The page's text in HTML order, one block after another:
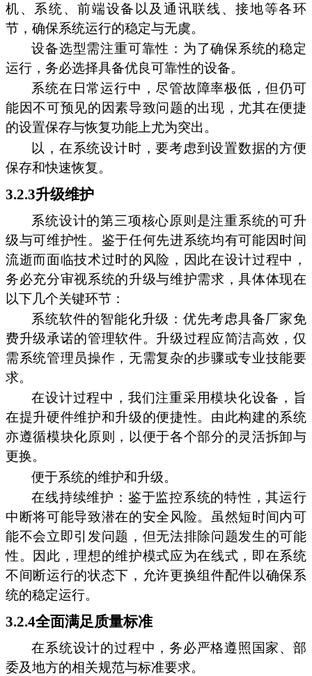
机、系统、前端设备以及通讯联线、接地等各环
节，确保系统运行的稳定与无虞。
设备选型需注重可靠性：为了确保系统的稳定
运行，务必选择具备优良可靠性的设备。
系统在日常运行中，尽管故障率极低，但仍可
能因不可预见的因素导致问题的出现，尤其在便捷
的设置保存与恢复功能上尤为突出。
以，在系统设计时，要考虑到设置数据的方便
保存和快速恢复。
3.2.3升级维护
系统设计的第三项核心原则是注重系统的可升
级与可维护性。鉴于任何先进系统均有可能因时间
流逝而面临技术过时的风险，因此在设计过程中，
务必充分审视系统的升级与维护需求，具体体现在
以下几个关键环节：
系统软件的智能化升级：优先考虑具备厂家免
费升级承诺的管理软件。升级过程应简洁高效，仅
需系统管理员操作，无需复杂的步骤或专业技能要
求。
在设计过程中，我们注重采用模块化设备，旨
在提升硬件维护和升级的便捷性。由此构建的系统
亦遵循模块化原则，以便于各个部分的灵活拆卸与
更换。
便于系统的维护和升级。
在线持续维护：鉴于监控系统的特性，其运行
中断将可能导致潜在的安全风险。虽然短时间内可
能不会立即引发问题，但无法排除问题发生的可能
性。因此，理想的维护模式应为在线式，即在系统
不间断运行的状态下，允许更换组件配件以确保系
统的稳定运行。
3.2.4全面满足质量标准
在系统设计的过程中，务必严格遵照国家、部
委及地方的相关规范与标准要求。